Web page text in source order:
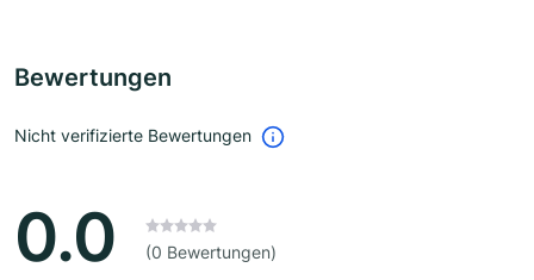
Bewertungen
Nicht verifizierte Bewertungen
0.0 (0 Bewertungen)